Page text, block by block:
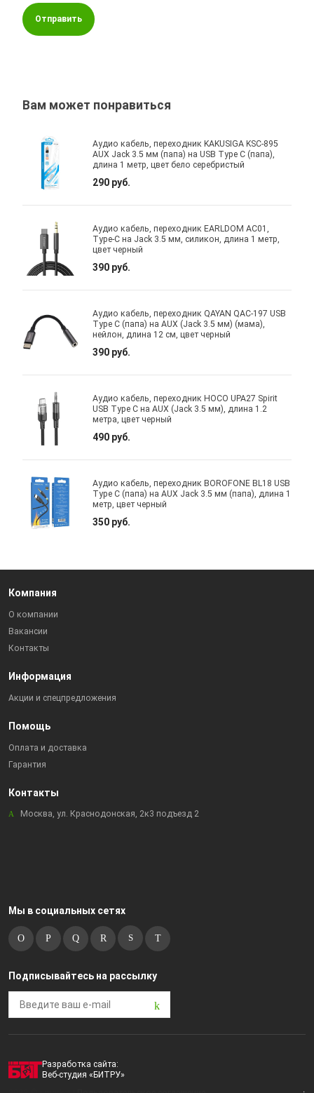
Отправить
Вам может понравиться
Аудио кабель, переходник KAKUSIGA KSC-895
AUX Jack 3.5 мм (папа) на USB Type C (папа),
длина 1 метр, цвет бело серебристый
290 руб.
Аудио кабель, переходник EARLDOM AC01,
Type-C на Jack 3.5 мм, силикон, длина 1 метр,
цвет черный
390 руб.
Аудио кабель, переходник QAYAN QAC-197 USB
Type C (папа) на AUX (Jack 3.5 мм) (мама),
нейлон, длина 12 см, цвет черный
390 руб.
Аудио кабель, переходник HOCO UPA27 Spirit
USB Type C на AUX (Jack 3.5 мм), длина 1.2
метра, цвет черный
490 руб.
Аудио кабель, переходник BOROFONE BL18 USB
Type C (папа) на AUX Jack 3.5 мм (папа), длина 1
метр, цвет черный
350 руб.
Компания
О компании
Вакансии
Контакты
Информация
Акции и спецпредложения
Помощь
Оплата и доставка
Гарантия
Контакты
Москва, ул. Краснодонская, 2к3 подъезд 2
Мы в социальных сетях
Подписывайтесь на рассылку
Разработка сайта:
Веб-студия «БИТРУ»